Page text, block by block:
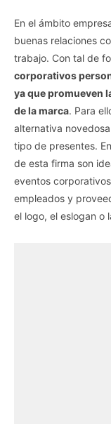
En el ámbito
buenas relaciones
trabajo. Con tal de
corporativos
ya que promueven
de la marca. Para
alternativa
tipo de presentes.
de esta firma son
eventos
empleados y
el logo, el eslogan o